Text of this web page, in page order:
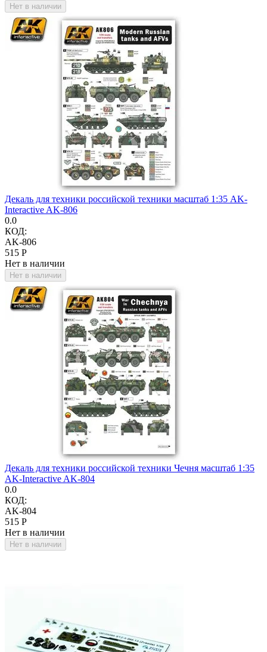
Нет в наличии
Декаль для техники российской техники масштаб 1:35 AK-
Interactive AK-806
0.0
КОД:
AK-806
‍515‍ Р
Нет в наличии
Нет в наличии
Декаль для техники российской техники Чечня масштаб 1:35
AK-Interactive AK-804
0.0
КОД:
AK-804
‍515‍ Р
Нет в наличии
Нет в наличии